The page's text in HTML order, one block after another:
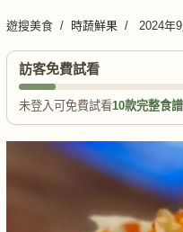
遊搜美食 時蔬鮮果 2024年
訪客免費試看
未登入可免費試看10款完整食譜